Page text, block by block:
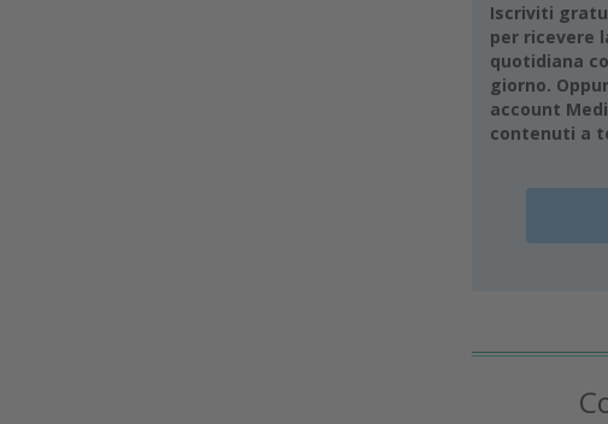
Iscriviti
per ricevere
quotidiana
giorno.
account
contenuti a